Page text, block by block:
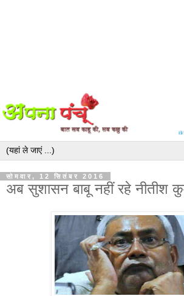
सोमवार, 12 सितंबर 2016
अब सुशासन बाबू नहीं रहे नीतीश